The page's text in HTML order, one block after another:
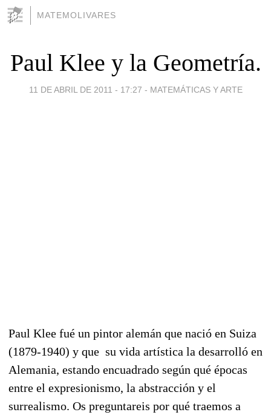
MATEMOLIVARES
Paul Klee y la Geometría.
11 DE ABRIL DE 2011 - 17:27 - MATEMÁTICAS Y ARTE
Paul Klee fué un pintor alemán que nació en Suiza
(1879-1940) y que su vida artística la desarrolló en
Alemania, estando encuadrado según qué épocas
entre el expresionismo, la abstracción y el
surrealismo. Os preguntareis por qué traemos a